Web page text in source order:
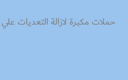
حملات مكبرة لازالة التعديات